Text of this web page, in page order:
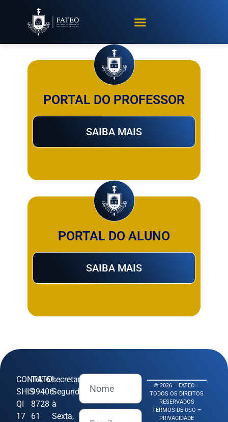
PORTAL DO PROFESSOR
SAIBA MAIS
PORTAL DO ALUNO
SAIBA MAIS
CONTATO
SHIS
QI
17
Tel: 61
99406-
8728
61
secretaria@fateo.edu.br
Segunda
à
Sexta,
© 2026 – FATEO –
TODOS OS DIREITOS
RESERVADOS
TERMOS DE USO –
PRIVACIDADE